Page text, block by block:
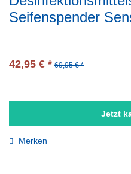
Seifenspender
42,95 € * 69,95 € *
Jetzt
Merken